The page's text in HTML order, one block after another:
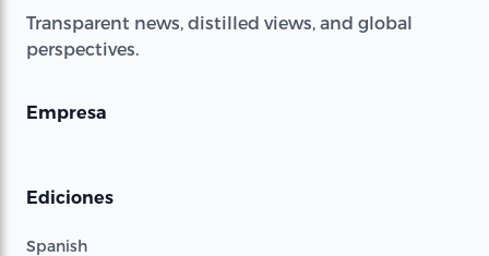
Transparent news, distilled views, and global
perspectives.
Empresa
Ediciones
Spanish